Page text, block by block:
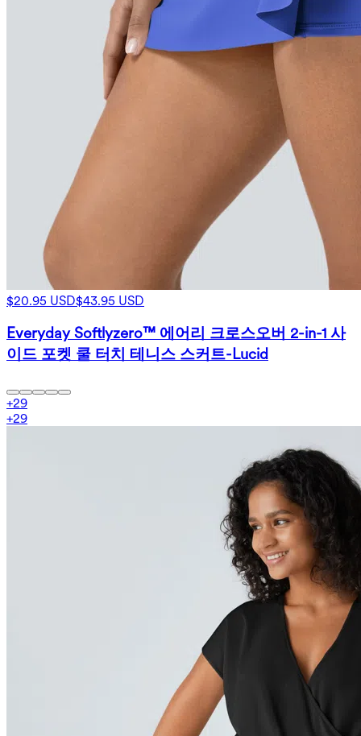
$20.95 USD$43.95 USD
Everyday Softlyzero™ 에어리 크로스오버 2-in-1 사
이드 포켓 쿨 터치 테니스 스커트-Lucid
+29
+29